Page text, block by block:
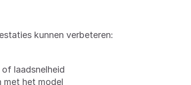
kunnen verbeteren:
laadsnelheid
met het model